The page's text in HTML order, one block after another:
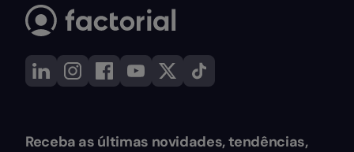
Receba as últimas novidades, tendências,